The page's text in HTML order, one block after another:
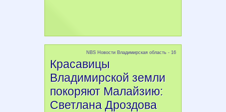
NBS Новости Владимирская область - 16
Красавицы
Владимирской земли
покоряют Малайзию:
Светлана Дроздова